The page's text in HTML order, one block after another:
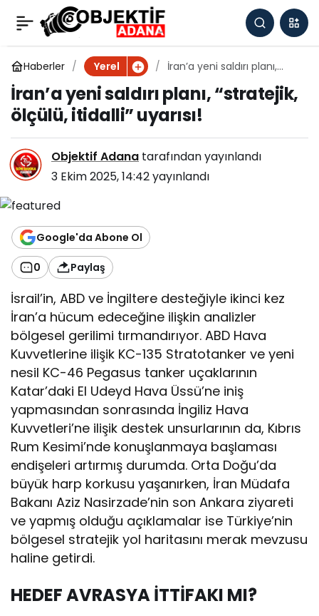
Haberler Yerel
İran’a yeni saldırı planı,
uyarısı!
İran’a yeni saldırı planı, “stratejik,
ölçülü, itidalli” uyarısı!
Objektif Adana tarafından yayınlandı
3 Ekim 2025, 14:42yayınlandı
Google'da Abone Ol
0 Paylaş
İsrail’in, ABD ve İngiltere desteğiyle ikinci kez
İran’a hücum edeceğine ilişkin analizler
bölgesel gerilimi tırmandırıyor. ABD Hava
Kuvvetlerine ilişik KC-135 Stratotanker ve yeni
nesil KC-46 Pegasus tanker uçaklarının
Katar’daki El Udeyd Hava Üssü’ne iniş
yapmasından sonrasında İngiliz Hava
Kuvvetleri’ne ilişik destek unsurlarının da, Kıbrıs
Rum Kesimi’nde konuşlanmaya başlaması
endişeleri artırmış durumda. Orta Doğu’da
büyük harp korkusu yaşanırken, İran Müdafa
Bakanı Aziz Nasirzade’nin son Ankara ziyareti
ve yapmış olduğu açıklamalar ise Türkiye’nin
bölgesel stratejik yol haritasını merak mevzusu
haline getirdi.
HEDEF AVRASYA İTTİFAKI MI?
İran’a yeni saldırı planı,
“stratejik, ölçülü,
itidalli” uyarısı!